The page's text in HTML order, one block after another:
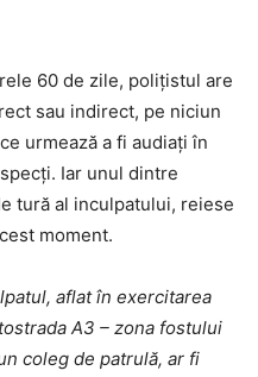
60 de zile, polițistul are
sau indirect, pe niciun
urmează a fi audiați în
Iar unul dintre
tură al inculpatului, reiese
moment.
aflat în exercitarea
A3 – zona fostului
coleg de patrulă, ar fi